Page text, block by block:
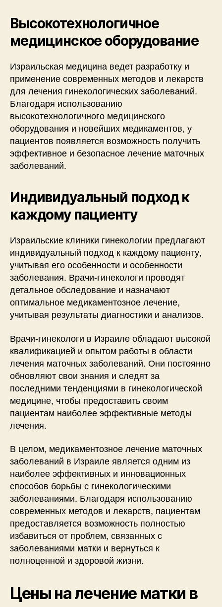
Высокотехнологичное
медицинское оборудование
Израильская медицина ведет разработку и
применение современных методов и лекарств
для лечения гинекологических заболеваний.
Благодаря использованию
высокотехнологичного медицинского
оборудования и новейших медикаментов, у
пациентов появляется возможность получить
эффективное и безопасное лечение маточных
заболеваний.
Индивидуальный подход к
каждому пациенту
Израильские клиники гинекологии предлагают
индивидуальный подход к каждому пациенту,
учитывая его особенности и особенности
заболевания. Врачи-гинекологи проводят
детальное обследование и назначают
оптимальное медикаментозное лечение,
учитывая результаты диагностики и анализов.
Врачи-гинекологи в Израиле обладают высокой
квалификацией и опытом работы в области
лечения маточных заболеваний. Они постоянно
обновляют свои знания и следят за
последними тенденциями в гинекологической
медицине, чтобы предоставить своим
пациентам наиболее эффективные методы
лечения.
В целом, медикаментозное лечение маточных
заболеваний в Израиле является одним из
наиболее эффективных и инновационных
способов борьбы с гинекологическими
заболеваниями. Благодаря использованию
современных методов и лекарств, пациентам
предоставляется возможность полностью
избавиться от проблем, связанных с
заболеваниями матки и вернуться к
полноценной и здоровой жизни.
Цены на лечение матки в